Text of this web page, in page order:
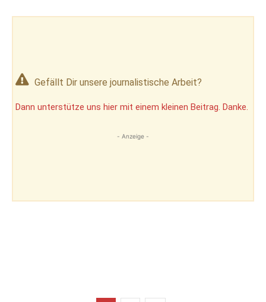
Gefällt Dir unsere journalistische Arbeit?
Dann unterstütze uns hier mit einem kleinen Beitrag. Danke.
- Anzeige -